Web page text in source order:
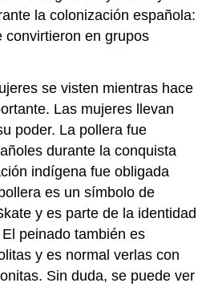
la colonización española:
convirtieron en grupos
se visten mientras hace
Las mujeres llevan
poder. La pollera fue
durante la conquista
indígena fue obligada
es un símbolo de
y es parte de la identidad
peinado también es
y es normal verlas con
Sin duda, se puede ver